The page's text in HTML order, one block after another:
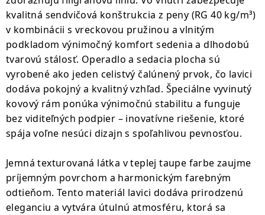
kvalitná sendvičová konštrukcia z peny (RG 40 kg/m³)
v kombinácii s vreckovou pružinou a vlnitým
podkladom výnimočný komfort sedenia a dlhodobú
tvarovú stálosť. Operadlo a sedacia plocha sú
vyrobené ako jeden celistvý čalúnený prvok, čo lavici
dodáva pokojný a kvalitný vzhľad. Špeciálne vyvinutý
kovový rám ponúka výnimočnú stabilitu a funguje
bez viditeľných podpier – inovatívne riešenie, ktoré
spája voľne nesúci dizajn s spoľahlivou pevnosťou.
Jemná texturovaná látka v teplej taupe farbe zaujme
príjemným povrchom a harmonickým farebným
odtieňom. Tento materiál lavici dodáva prirodzenú
eleganciu a vytvára útulnú atmosféru, ktorá sa